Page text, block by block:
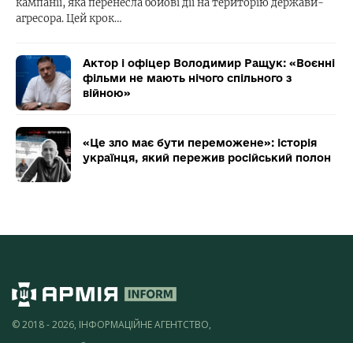
агресора. Цей крок…
Актор і офіцер Володимир Ращук: «Воєнні
фільми не мають нічого спільного з
війною»
«Це зло має бути переможене»: історія
українця, який пережив російський полон
© 2018 - 2026, ІНФОРМАЦІЙНЕ АГЕНТСТВО,